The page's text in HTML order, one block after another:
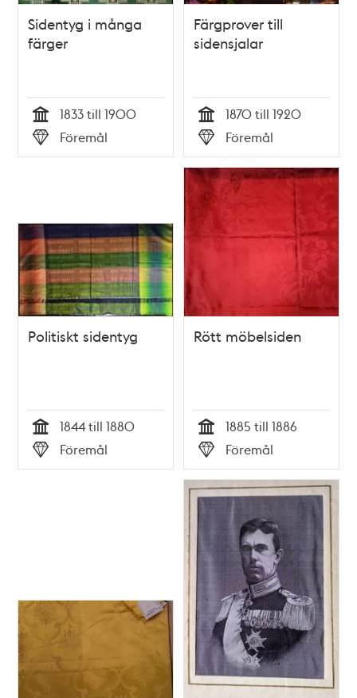
Sidentyg i många
färger
Tid
1833 till 1900
Typ
Föremål
Färgprover till
sidensjalar
Tid
1870 till 1920
Typ
Föremål
Politiskt sidentyg
Tid
1844 till 1880
Typ
Föremål
Rött möbelsiden
Tid
1885 till 1886
Typ
Föremål